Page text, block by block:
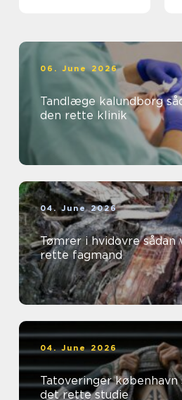
06. June 2026
Tandlæge kalundborg sådan vælger du
den rette klinik
04. June 2026
Tømrer i hvidovre sådan vælger du den
rette fagmand
04. June 2026
Tatoveringer københavn sådan finder du
det rette studie